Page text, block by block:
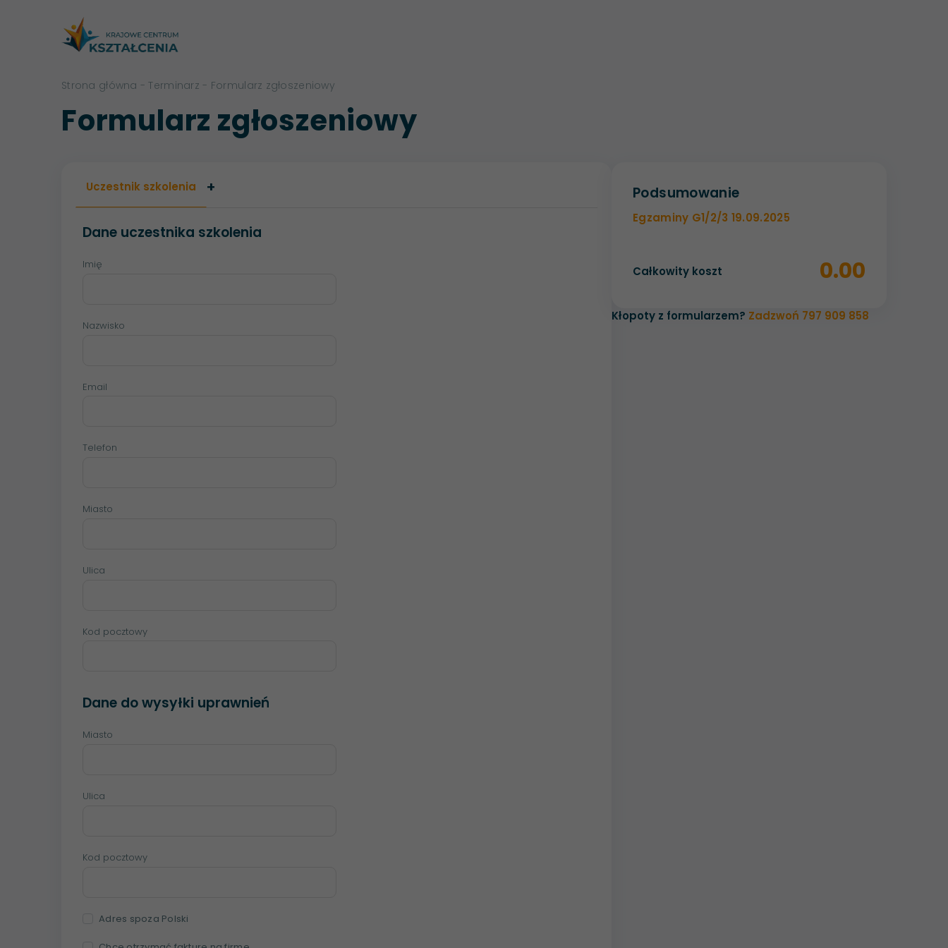
Strona główna -Terminarz - Formularz zgłoszeniowy
Formularz zgłoszeniowy
Uczestnik szkolenia +
Dane uczestnika szkolenia
Imię
Nazwisko
Email
Telefon
Miasto
Ulica
Kod pocztowy
Dane do wysyłki uprawnień
Miasto
Ulica
Kod pocztowy
Adres spoza Polski
Podsumowanie
Egzaminy G1/2/3 19.09.2025
Całkowity koszt 0.00
Kłopoty z formularzem? Zadzwoń 797 909 858